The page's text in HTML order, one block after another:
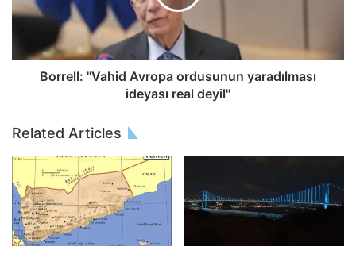
Borrell: "Vahid Avropa ordusunun yaradılması
ideyası real deyil"
Related Articles